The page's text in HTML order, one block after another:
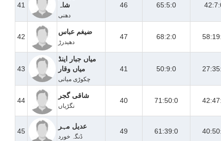
41
شاہ
دھنی
46 65:5:0
42
ضیغم عباس
دھیدرڑ
47 68:2:0
43
میاں جبار اینڈ
میاں وقار
چکوڑی میانی
41 50:9:0
44
شاقی گجر
نگڑیاں
40 71:50:0
45
عدیل مہر
ڈنگہ خورد
49 61:39:0